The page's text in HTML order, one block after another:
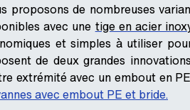
proposons de nombreuses
avec une tige en acier
et simples à utiliser
de deux grandes
extrémité avec un embout en
avec embout PE et bride.